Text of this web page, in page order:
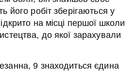
його робіт зберігаються у
на місці першої школи
до якої зарахували
9 знаходиться єдина